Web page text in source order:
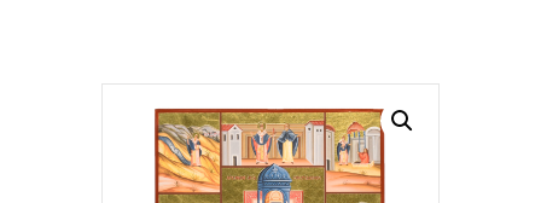
ΙΕΡΑΤΙΚΑ
ΚΕΡΙΑ
ΕΙΔΗ ΔΩΡΩΝ –
ΣΠΙΤΙΟΥ